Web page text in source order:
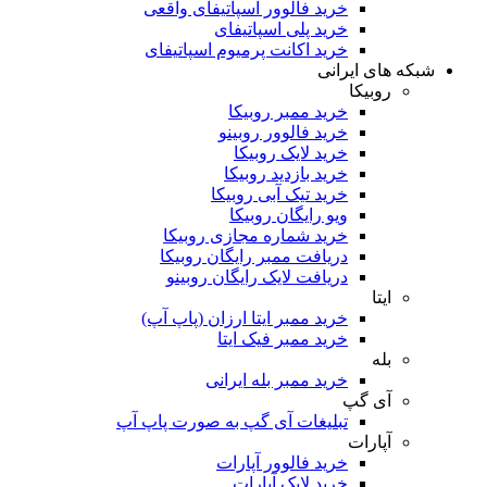
خرید فالوور اسپاتیفای واقعی
خرید پلی اسپاتیفای
خرید اکانت پرمیوم اسپاتیفای
های ایرانی
خرید ممبر روبیکا
خرید فالوور روبینو
خرید لایک روبیکا
خرید بازدید روبیکا
خرید تیک آبی روبیکا
ویو رایگان روبیکا
خرید شماره مجازی روبیکا
دریافت ممبر رایگان روبیکا
دریافت لایک رایگان روبینو
خرید ممبر ایتا ارزان (پاپ آپ)
خرید ممبر فیک ایتا
خرید ممبر بله ایرانی
آی گپ
تبلیغات آی گپ به صورت پاپ آپ
خرید فالوور آپارات
خرید لایک آپارات